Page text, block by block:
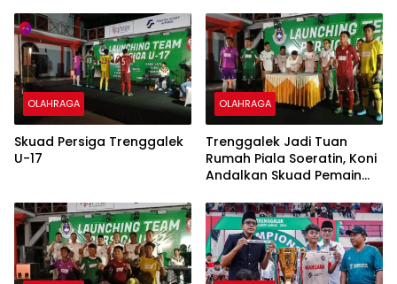
OLAHRAGA
Skuad Persiga Trenggalek
U-17
OLAHRAGA
Trenggalek Jadi Tuan
Rumah Piala Soeratin, Koni
Andalkan Skuad Pemain